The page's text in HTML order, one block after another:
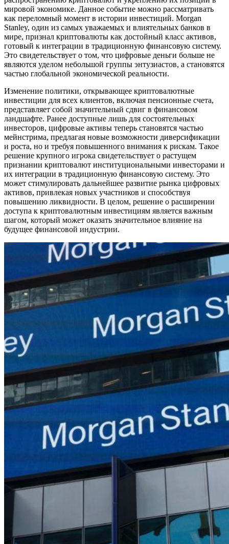
мировой экономике. Данное событие можно рассматривать
как переломный момент в истории инвестиций. Morgan
Stanley, один из самых уважаемых и влиятельных банков в
мире, признал криптовалюты как достойный класс активов,
готовый к интеграции в традиционную финансовую систему.
Это свидетельствует о том, что цифровые деньги больше не
являются уделом небольшой группы энтузиастов, а становятся
частью глобальной экономической реальности.
Изменение политики, открывающее криптовалютные
инвестиции для всех клиентов, включая пенсионные счета,
представляет собой значительный сдвиг в финансовом
ландшафте. Ранее доступные лишь для состоятельных
инвесторов, цифровые активы теперь становятся частью
мейнстрима, предлагая новые возможности диверсификации
и роста, но и требуя повышенного внимания к рискам. Такое
решение крупного игрока свидетельствует о растущем
признании криптовалют институциональными инвесторами и
их интеграции в традиционную финансовую систему. Это
может стимулировать дальнейшее развитие рынка цифровых
активов, привлекая новых участников и способствуя
повышению ликвидности. В целом, решение о расширении
доступа к криптовалютным инвестициям является важным
шагом, который может оказать значительное влияние на
будущее финансовой индустрии.